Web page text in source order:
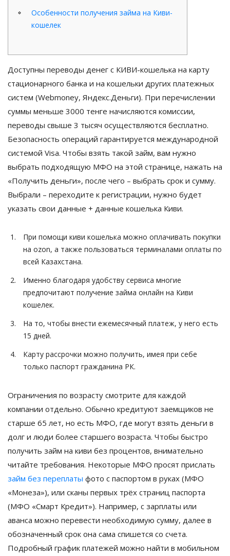
Особенности получения займа на Киви-
кошелек
Доступны переводы денег с КИВИ-кошелька на карту
стационарного банка и на кошельки других платежных
систем (Webmoney, Яндекс.Деньги). При перечислении
суммы меньше 3000 тенге начисляются комиссии,
переводы свыше 3 тысяч осуществляются бесплатно.
Безопасность операций гарантируется международной
системой Visa. Чтобы взять такой займ, вам нужно
выбрать подходящую МФО на этой странице, нажать на
«Получить деньги», после чего – выбрать срок и сумму.
Выбрали – переходите к регистрации, нужно будет
указать свои данные + данные кошелька Киви.
При помощи киви кошелька можно оплачивать покупки
на ozon, а также пользоваться терминалами оплаты по
всей Казахстана.
Именно благодаря удобству сервиса многие
предпочитают получение займа онлайн на Киви
кошелек.
На то, чтобы внести ежемесячный платеж, у него есть
15 дней.
Карту рассрочки можно получить, имея при себе
только паспорт гражданина РК.
Ограничения по возрасту смотрите для каждой
компании отдельно. Обычно кредитуют заемщиков не
старше 65 лет, но есть МФО, где могут взять деньги в
долг и люди более старшего возраста. Чтобы быстро
получить займ на киви без процентов, внимательно
читайте требования. Некоторые МФО просят прислать
займ без переплаты фото с паспортом в руках (МФО
«Монеза»), или сканы первых трёх страниц паспорта
(МФО «Смарт Кредит»). Например, с зарплаты или
аванса можно перевести необходимую сумму, далее в
обозначенный срок она сама спишется со счета.
Подробный график платежей можно найти в мобильном